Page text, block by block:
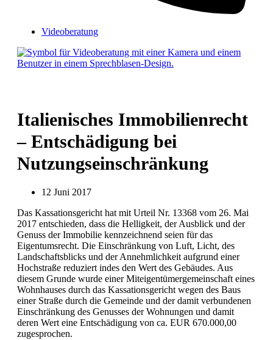
Videoberatung
Italienisches Immobilienrecht
– Entschädigung bei
Nutzungseinschränkung
12 Juni 2017
Das Kassationsgericht hat mit Urteil Nr. 13368 vom 26. Mai
2017 entschieden, dass die Helligkeit, der Ausblick und der
Genuss der Immobilie kennzeichnend seien für das
Eigentumsrecht. Die Einschränkung von Luft, Licht, des
Landschaftsblicks und der Annehmlichkeit aufgrund einer
Hochstraße reduziert indes den Wert des Gebäudes. Aus
diesem Grunde wurde einer Miteigentümergemeinschaft eines
Wohnhauses durch das Kassationsgericht wegen des Baus
einer Straße durch die Gemeinde und der damit verbundenen
Einschränkung des Genusses der Wohnungen und damit
deren Wert eine Entschädigung von ca. EUR 670.000,00
zugesprochen.